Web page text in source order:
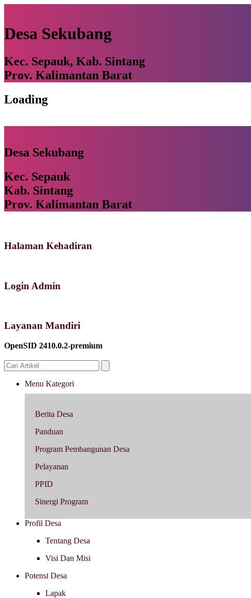
Desa Sekubang
Kec. Sepauk, Kab. Sintang
Prov. Kalimantan Barat
Loading
Desa Sekubang
Kec. Sepauk
Kab. Sintang
Prov. Kalimantan Barat
Halaman Kehadiran
Login Admin
Layanan Mandiri
OpenSID 2410.0.2-premium
Menu Kategori
Berita Desa
Panduan
Program Pembangunan Desa
Pelayanan
PPID
Sinergi Program
Profil Desa
Tentang Desa
Visi Dan Misi
Potensi Desa
Lapak